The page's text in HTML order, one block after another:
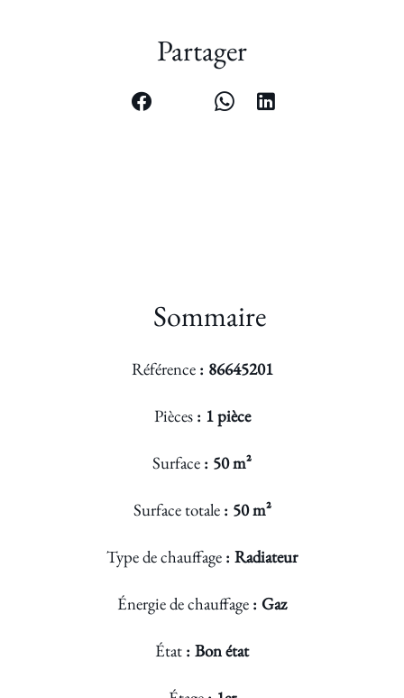
Partager
Sommaire
Référence 86645201
Pièces 1 pièce
Surface 50 m²
Surface totale 50 m²
Type de chauffage Radiateur
Énergie de chauffage Gaz
État Bon état